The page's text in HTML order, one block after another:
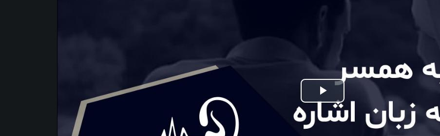
Play
Video